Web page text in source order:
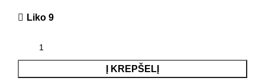
Liko 9
Į KREPŠELĮ